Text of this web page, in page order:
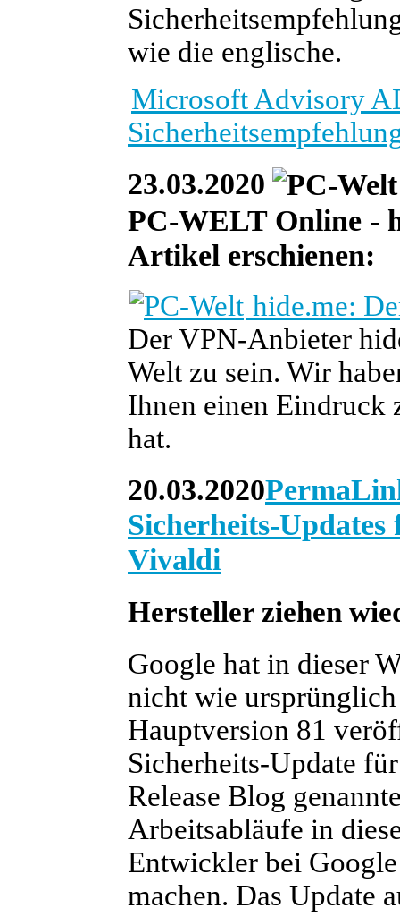
wie die englische.
Microsoft Advisory
23.03.2020
PC-WELT Online -
Artikel erschienen:
hide.me:
Der VPN-Anbieter
Welt zu sein. Wir
Ihnen einen Eindruck
hat.
20.03.2020
Sicherheits-
Vivaldi
Hersteller ziehen
Google hat in dieser
nicht wie
Hauptversion 81
Sicherheits-Update
Release Blog
Arbeitsabläufe in
Entwickler bei
machen. Das Update